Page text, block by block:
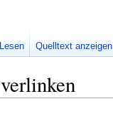
Lesen Quelltext anzeigen